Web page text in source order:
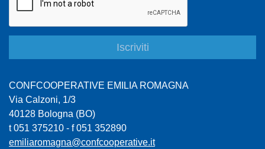
CONFCOOPERATIVE EMILIA ROMAGNA
Via Calzoni, 1/3
40128 Bologna (BO)
t 051 375210 - f 051 352890
emiliaromagna@confcooperative.it